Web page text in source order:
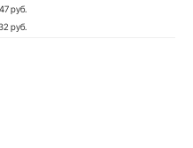
руб.
руб.